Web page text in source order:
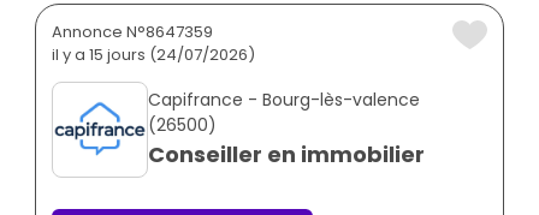
Annonce N°8647359
il y a 15 jours (24/07/2026)
Capifrance - Bourg-lès-valence
(26500)
Conseiller en immobilier